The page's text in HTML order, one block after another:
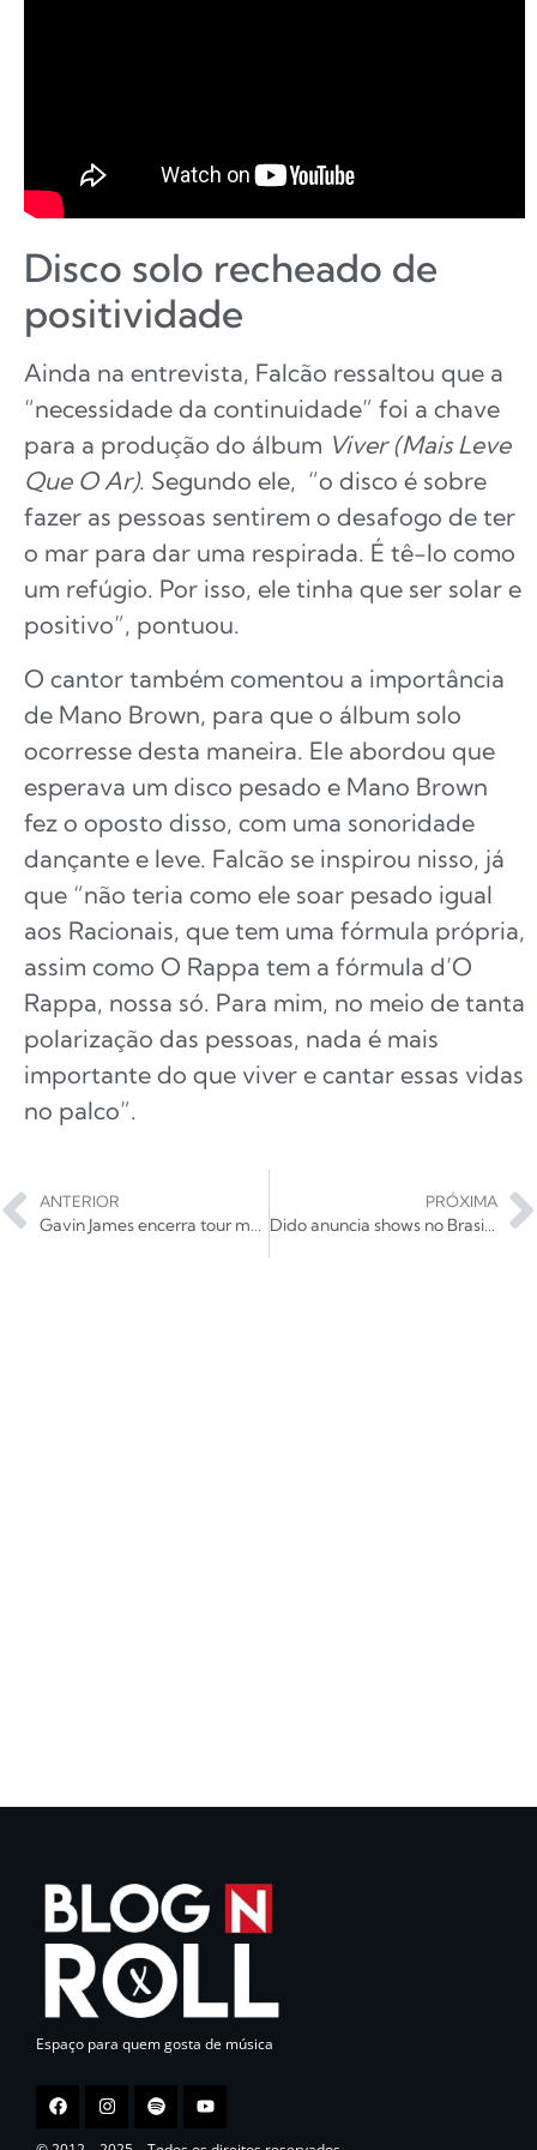
Disco solo recheado de
positividade
Ainda na entrevista, Falcão ressaltou que a
“necessidade da continuidade” foi a chave
para a produção do álbum Viver (Mais Leve
Que O Ar). Segundo ele, “o disco é sobre
fazer as pessoas sentirem o desafogo de ter
o mar para dar uma respirada. É tê-lo como
um refúgio. Por isso, ele tinha que ser solar e
positivo”, pontuou.
O cantor também comentou a importância
de Mano Brown, para que o álbum solo
ocorresse desta maneira. Ele abordou que
esperava um disco pesado e Mano Brown
fez o oposto disso, com uma sonoridade
dançante e leve. Falcão se inspirou nisso, já
que “não teria como ele soar pesado igual
aos Racionais, que tem uma fórmula própria,
assim como O Rappa tem a fórmula d’O
Rappa, nossa só. Para mim, no meio de tanta
polarização das pessoas, nada é mais
importante do que viver e cantar essas vidas
no palco”.
ANTERIOR PRÓXIMA
Dido anuncia shows no Brasil; SP, RJ, Belo Horizonte e Curitiba na rota
Espaço para quem gosta de música